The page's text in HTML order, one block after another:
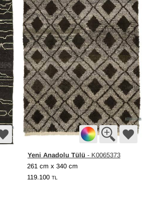
Yeni Anadolu Tülü - K0065373
261 cm x 340 cm
119.100 TL